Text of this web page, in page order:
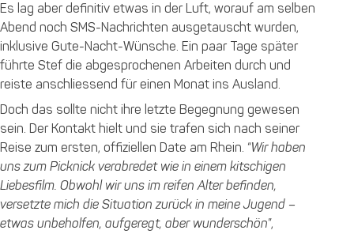
Es lag aber definitiv etwas in der Luft, worauf am selben
Abend noch SMS-Nachrichten ausgetauscht wurden,
inklusive Gute-Nacht-Wünsche. Ein paar Tage später
führte Stef die abgesprochenen Arbeiten durch und
reiste anschliessend für einen Monat ins Ausland.
Doch das sollte nicht ihre letzte Begegnung gewesen
sein. Der Kontakt hielt und sie trafen sich nach seiner
Reise zum ersten, offiziellen Date am Rhein. “Wir haben
uns zum Picknick verabredet wie in einem kitschigen
Liebesfilm. Obwohl wir uns im reifen Alter befinden,
versetzte mich die Situation zurück in meine Jugend –
etwas unbeholfen, aufgeregt, aber wunderschön”,